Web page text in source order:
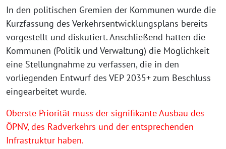
In den politischen Gremien der Kommunen wurde die
Kurzfassung des Verkehrsentwicklungsplans bereits
vorgestellt und diskutiert. Anschließend hatten die
Kommunen (Politik und Verwaltung) die Möglichkeit
eine Stellungnahme zu verfassen, die in den
vorliegenden Entwurf des VEP 2035+ zum Beschluss
eingearbeitet wurde.
Oberste Priorität muss der signifikante Ausbau des
ÖPNV, des Radverkehrs und der entsprechenden
Infrastruktur haben.